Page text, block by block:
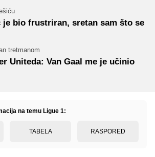
je bio frustriran, sretan sam što se
tretmanom
Uniteda: Van Gaal me je učinio
na temu Ligue 1:
TABELA RASPORED